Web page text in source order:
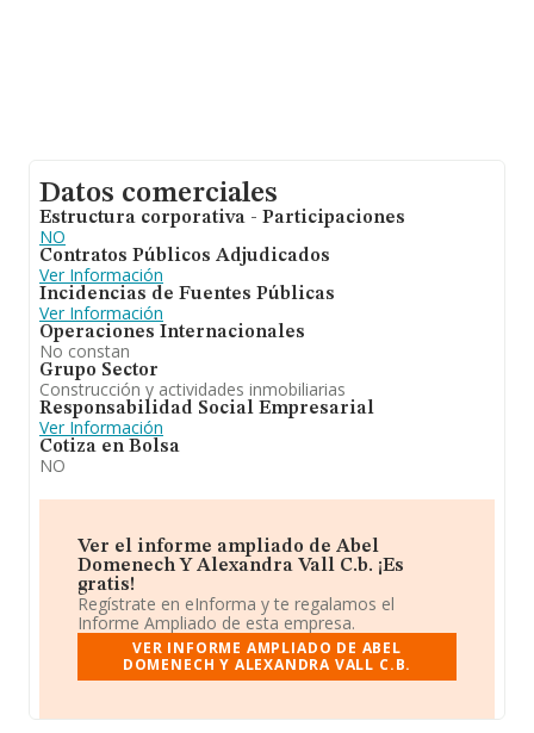
Datos comerciales
Estructura corporativa - Participaciones
NO
Contratos Públicos Adjudicados
Ver Información
Incidencias de Fuentes Públicas
Ver Información
Operaciones Internacionales
No constan
Grupo Sector
Construcción y actividades inmobiliarias
Responsabilidad Social Empresarial
Ver Información
Cotiza en Bolsa
NO
Ver el informe ampliado de Abel
Domenech Y Alexandra Vall C.b. ¡Es
gratis!
Regístrate en eInforma y te regalamos el
Informe Ampliado de esta empresa.
VER INFORME AMPLIADO DE ABEL
DOMENECH Y ALEXANDRA VALL C.B.